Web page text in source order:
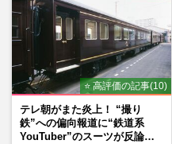
⭐ 高評価の記事(10)
テレ朝がまた炎上！ “撮り
鉄”への偏向報道に“鉄道系
YouTuber”のスーツが反論